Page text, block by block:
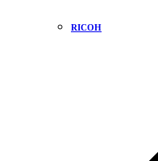
RICOH